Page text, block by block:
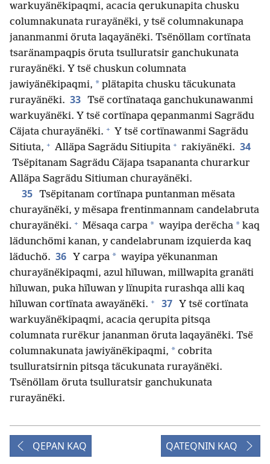
warkuyänëkipaqmi, acacia qerukunapita chusku
columnakunata rurayänëki, y tsë columnakunapa
jananmanmi öruta laqayänëki. Tsënöllam cortïnata
tsaränampaqpis öruta tsulluratsir ganchukunata
rurayänëki. Y tsë chuskun columnata
jawiyänëkipaqmi, * plätapita chusku täcukunata
rurayänëki. 33 Tsë cortïnataqa ganchukunawanmi
warkuyänëki. Y tsë cortïnapa qepanmanmi Sagrädu
Cäjata churayänëki. + Y tsë cortïnawanmi Sagrädu
Sitiuta, + Alläpa Sagrädu Sitiupita + rakiyänëki. 34
Tsëpitanam Sagrädu Cäjapa tsapananta churarkur
Alläpa Sagrädu Sitiuman churayänëki.
35 Tsëpitanam cortïnapa puntanman mësata
churayänëki, y mësapa frentinmannam candelabruta
churayänëki. + Mësaqa carpa * wayipa derëcha * kaq
lädunchömi kanan, y candelabrunam izquierda kaq
läduchö. 36 Y carpa * wayipa yëkunanman
churayänëkipaqmi, azul hïluwan, millwapita granäti
hïluwan, puka hïluwan y lïnupita rurashqa alli kaq
hïluwan cortïnata awayänëki. + 37
Y tsë cortïnata
warkuyänëkipaqmi, acacia qerupita pitsqa
columnata rurëkur jananman öruta laqayänëki. Tsë
columnakunata jawiyänëkipaqmi, * cobrita
tsulluratsirnin pitsqa täcukunata rurayänëki.
Tsënöllam öruta tsulluratsir ganchukunata
rurayänëki.
QEPAN KAQ QATEQNIN KAQ